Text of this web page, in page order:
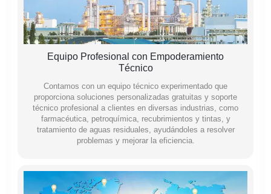
Equipo Profesional con Empoderamiento
Técnico
Contamos con un equipo técnico experimentado que
proporciona soluciones personalizadas gratuitas y soporte
técnico profesional a clientes en diversas industrias, como
farmacéutica, petroquímica, recubrimientos y tintas, y
tratamiento de aguas residuales, ayudándoles a resolver
problemas y mejorar la eficiencia.